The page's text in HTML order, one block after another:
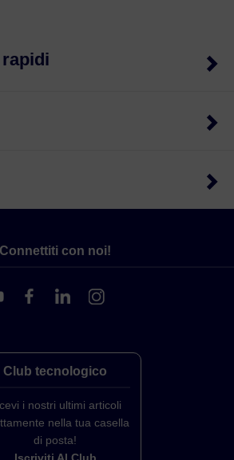
Connettiti con noi!
Club tecnologico
i nostri ultimi articoli
nella tua casella
di posta!